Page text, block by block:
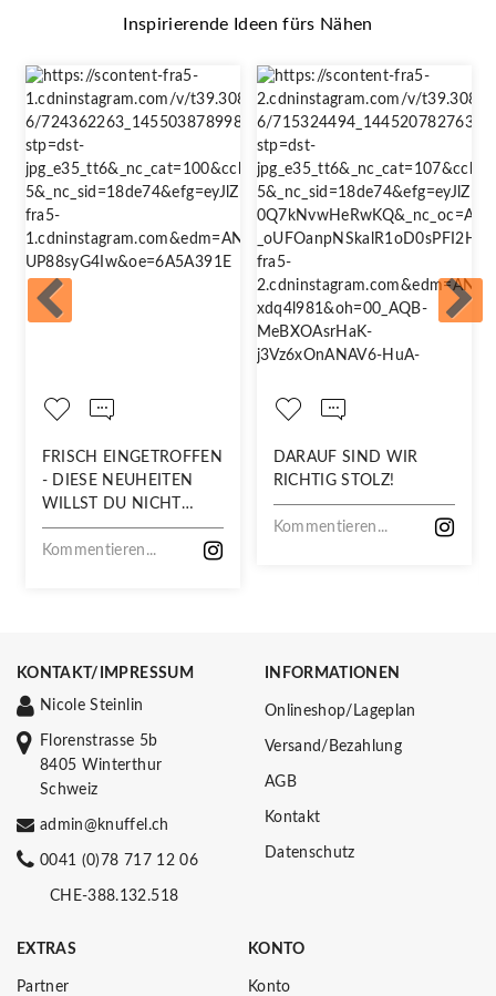
Inspirierende Ideen fürs Nähen
FRISCH EINGETROFFEN
- DIESE NEUHEITEN
WILLST DU NICHT
VERPASSEN!
Kommentieren...
DARAUF SIND WIR
RICHTIG STOLZ!
Kommentieren...
KONTAKT/IMPRESSUM
Nicole Steinlin
Florenstrasse 5b
8405 Winterthur
Schweiz
admin@knuffel.ch
0041 (0)78 717 12 06
CHE-388.132.518
INFORMATIONEN
Onlineshop/Lageplan
Versand/Bezahlung
AGB
Kontakt
Datenschutz
EXTRAS
Partner
KONTO
Konto